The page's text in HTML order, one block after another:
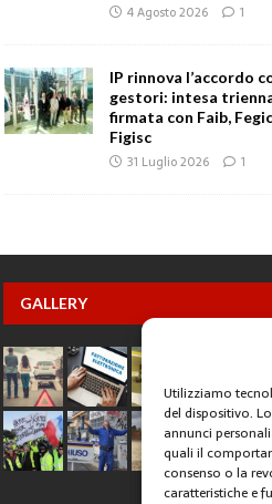
Utilizziamo
del dispositivo.
annunci
quali il
consenso o la
caratteristiche e
4 Agosto 2026 1
IP rinnova l’accordo
gestori: intesa
firmata con Faib,
Figisc
31 Luglio 2026 1
GALLERY